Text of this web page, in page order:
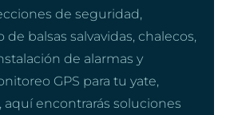
de seguridad,
balsas salvavidas, chalecos,
de alarmas y
GPS para tu yate,
aquí encontrarás soluciones